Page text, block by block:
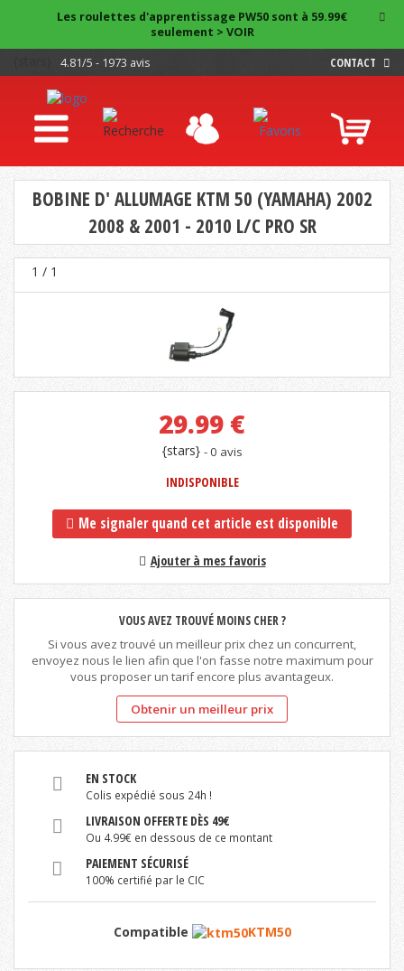
Les roulettes d'apprentissage PW50 sont à 59.99€
seulement > VOIR
4.81/5 - 1973 avis CONTACT
BOBINE D' ALLUMAGE KTM 50 (YAMAHA) 2002
2008 & 2001 - 2010 L/C PRO SR
1 / 1
29.99 €
{stars} - 0 avis
INDISPONIBLE
Me signaler quand cet article est disponible
Ajouter à mes favoris
VOUS AVEZ TROUVÉ MOINS CHER ?
Si vous avez trouvé un meilleur prix chez un concurrent,
envoyez nous le lien afin que l'on fasse notre maximum pour
vous proposer un tarif encore plus avantageux.
Obtenir un meilleur prix
EN STOCK
Colis expédié sous 24h !
LIVRAISON OFFERTE DÈS 49€
Ou 4.99€ en dessous de ce montant
PAIEMENT SÉCURISÉ
100% certifié par le CIC
Compatible KTM50